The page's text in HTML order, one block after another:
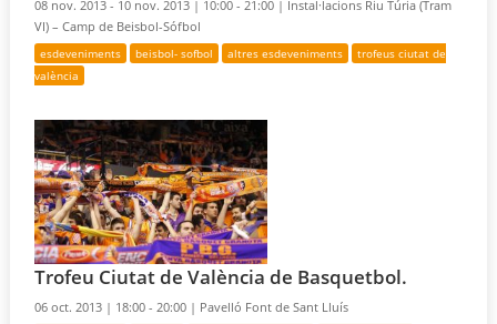
08 nov. 2013 - 10 nov. 2013 | 10:00 - 21:00 | Instal·lacions Riu Túria (Tram
VI) – Camp de Beisbol-Sófbol
esdeveniments beisbol- sofbol altres esdeveniments
trofeus ciutat de
valència
Trofeu Ciutat de València de Basquetbol.
06 oct. 2013 | 18:00 - 20:00 | Pavelló Font de Sant Lluís